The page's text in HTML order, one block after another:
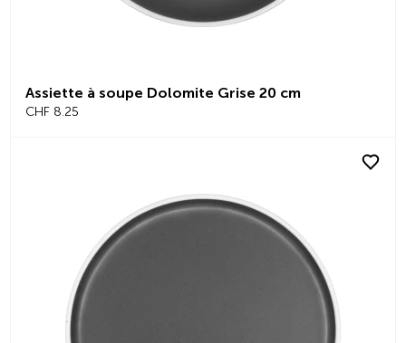
Assiette à soupe Dolomite Grise 20 cm
CHF 8.25